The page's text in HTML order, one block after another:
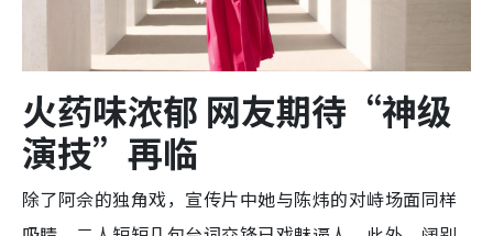
火药味浓郁 网友期待“神级
演技”再临
除了阿佘的独角戏，宣传片中她与陈炜的对峙场面同样